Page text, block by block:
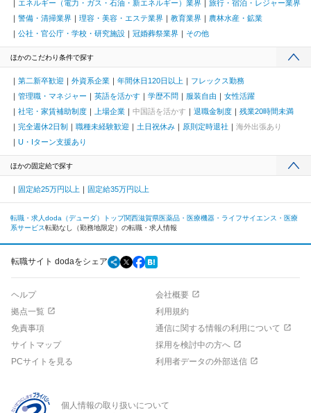
エネルギー（電力・ガス・石油・新エネルギー）業界
旅行・宿泊・レジャー業界
警備・清掃業界
理容・美容・エステ業界 教育業界
農林水産・鉱業
公社・官公庁・学校・研究施設
冠婚葬祭業界 その他
ほかのこだわり条件で探す
第二新卒歓迎 外資系企業 年間休日120日以上
フレックス勤務
管理職・マネジャー
英語を活かす 学歴不問 服装自由
女性活躍
社宅・家賃補助制度
上場企業 中国語を活かす 退職金制度
残業20時間未満
完全週休2日制
職種未経験歓迎 土日祝休み 原則定時退社
海外出張あり
U・Iターン支援あり
ほかの固定給で探す
固定給25万円以上 固定給35万円以上
転職・求人doda（デューダ）トップ関西滋賀県医薬品・医療機器・ライフサイエンス・医療
系サービス転勤なし（勤務地限定）の転職・求人情報
転職サイト dodaをシェア
ヘルプ
会社概要
拠点一覧
利用規約
免責事項
通信に関する情報の利用について
サイトマップ
採用を検討中の方へ
PCサイトを見る
利用者データの外部送信
個人情報の取り扱いについて